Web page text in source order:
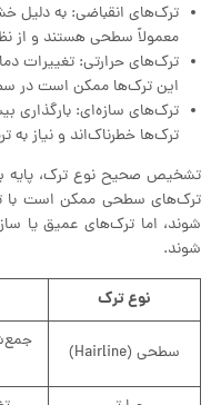
ترک‌های انقباضی: به
معمولاً سطحی هستند و از
ترک‌های حرارتی: تغییرات
این ترک‌ها ممکن است در
ترک‌های سازه‌ای: بارگذاری
ترک‌ها خطرناک‌اند و نیاز به
تشخیص صحیح نوع ترک، پایه
ترک‌های سطحی ممکن است با
شوند، اما ترک‌های عمیق یا
شوند.
نوع ترک
سطحی (Hairline)